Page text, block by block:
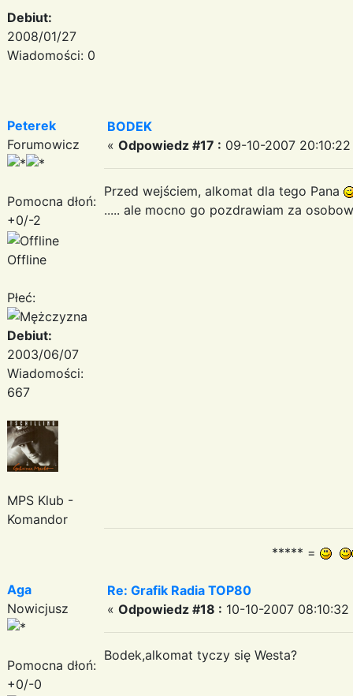
Debiut:
2008/01/27
Wiadomości: 0
Peterek
Forumowicz
Pomocna dłoń:
+0/-2
Offline
Płeć:
Debiut:
2003/06/07
Wiadomości:
667
MPS Klub -
Komandor
BODEK
« Odpowiedz #17 : 09-10-2007
Przed wejściem, alkomat dla tego Pana
..... ale mocno go pozdrawiam za
***** =
Aga
Nowicjusz
Pomocna dłoń:
+0/-0
Re: Grafik Radia TOP80
« Odpowiedz #18 : 10-10-2007 08:10:32
Bodek,alkomat tyczy się Westa?